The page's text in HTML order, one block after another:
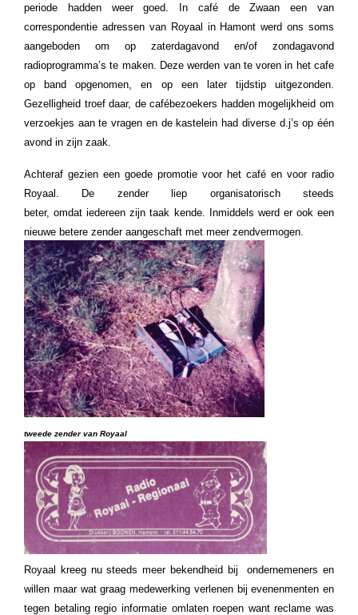
periode hadden weer goed. In café de Zwaan een van
correspondentie adressen van Royaal in Hamont werd ons soms
aangeboden om op zaterdagavond en/of zondagavond
radioprogramma’s te maken. Deze werden van te voren in het cafe
op band opgenomen, en op een later tijdstip uitgezonden.
Gezelligheid troef daar, de cafébezoekers hadden mogelijkheid om
verzoekjes aan te vragen en de kastelein had diverse d.j’s op één
avond in zijn zaak.
Achteraf gezien een goede promotie voor het café en voor radio
Royaal. De zender liep organisatorisch steeds
beter, omdat iedereen zijn taak kende. Inmiddels werd er ook een
nieuwe betere zender aangeschaft met meer zendvermogen.
tweede zender van Royaal
Royaal kreeg nu steeds meer bekendheid bij ondernemeners en
willen maar wat graag medewerking verlenen bij evenenmenten en
tegen betaling regio informatie omlaten roepen want reclame was